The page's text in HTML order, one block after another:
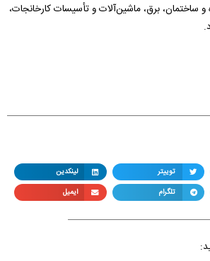
ساختمان، برق، ماشین‌آلات و تأسیسات کارخانجات،
توییتر
لینکدین
تلگرام ایمیل